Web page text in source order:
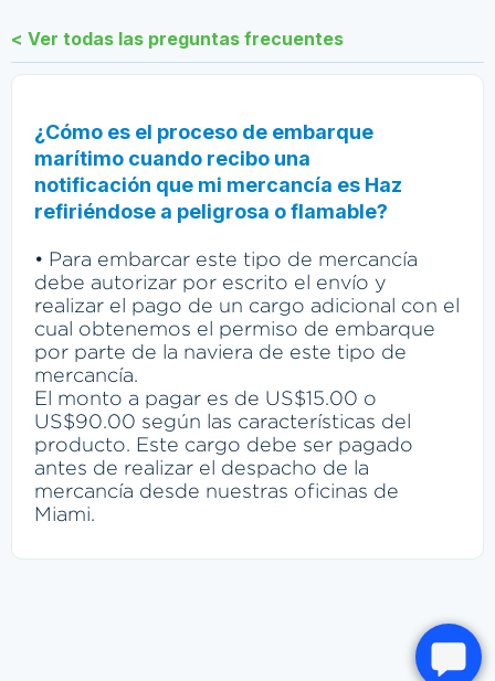
< Ver todas las preguntas frecuentes
¿Cómo es el proceso de embarque
marítimo cuando recibo una
notificación que mi mercancía es Haz
refiriéndose a peligrosa o flamable?
• Para embarcar este tipo de mercancía
debe autorizar por escrito el envío y
realizar el pago de un cargo adicional con el
cual obtenemos el permiso de embarque
por parte de la naviera de este tipo de
mercancía.
El monto a pagar es de US$15.00 o
US$90.00 según las características del
producto. Este cargo debe ser pagado
antes de realizar el despacho de la
mercancía desde nuestras oficinas de
Miami.